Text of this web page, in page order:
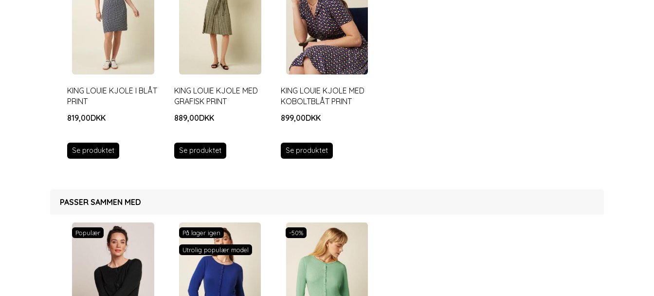
KING LOUIE KJOLE I BLÅT
PRINT
819,00DKK
Se produktet
KING LOUIE KJOLE MED
GRAFISK PRINT
889,00DKK
Se produktet
KING LOUIE KJOLE MED
KOBOLTBLÅT PRINT
899,00DKK
Se produktet
PASSER SAMMEN MED
Populær På lager igen
Utrolig populær model
-50%